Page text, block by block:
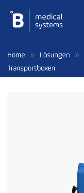
Inhalt
springen
Home » Lösungen »
Transportboxen